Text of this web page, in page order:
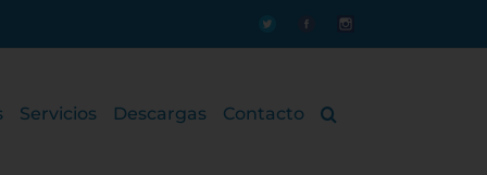
Personalizado
Personalizado
Personalizado
Servicios Descargas Contacto